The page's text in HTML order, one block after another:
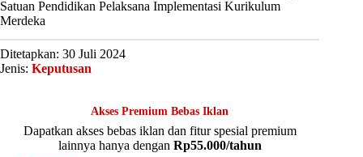
Satuan Pendidikan Pelaksana Implementasi Kurikulum
Merdeka
Ditetapkan: 30 Juli 2024
Jenis: Keputusan
Akses Premium Bebas Iklan
Dapatkan akses bebas iklan dan fitur spesial premium
lainnya hanya dengan Rp55.000/tahun